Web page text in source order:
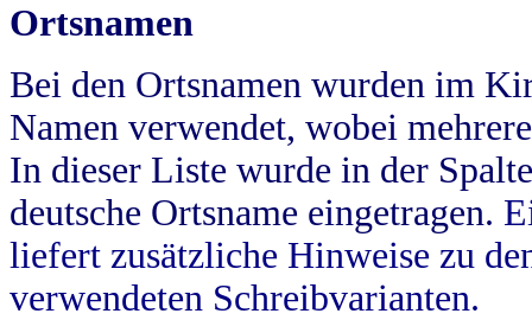
Ortsnamen
Bei den Ortsnamen wurden im
Namen verwendet, wobei
In dieser Liste wurde in der
deutsche Ortsname eingetragen.
liefert zusätzliche Hinweise zu
verwendeten Schreibvarianten.